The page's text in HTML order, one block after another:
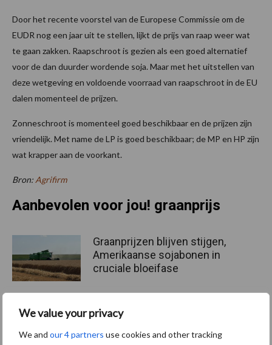
We value your privacy
We and our 4 partners use cookies and other tracking
Door het recente voorstel van de Europese Commissie om de
EUDR nog een jaar uit te stellen, lijkt de prijs van raap weer wat
te gaan zakken. Raapschroot is gezien als een goed alternatief
voor de dan duurder wordende soja. Maar met het uitstellen van
deze wetgeving en voldoende voorraad van raapschroot in de EU
dalen momenteel de prijzen.
Zonneschroot is momenteel goed beschikbaar en de prijzen zijn
vriendelijk. Met name de LP is goed beschikbaar; de MP en HP zijn
wat krapper aan de voorkant.
Bron: Agrifirm
Aanbevolen voor jou! graanprijs
Graanprijzen blijven stijgen,
Amerikaanse sojabonen in
cruciale bloeifase
Graanoogst uitzonderlijk
vroeg van start: prima